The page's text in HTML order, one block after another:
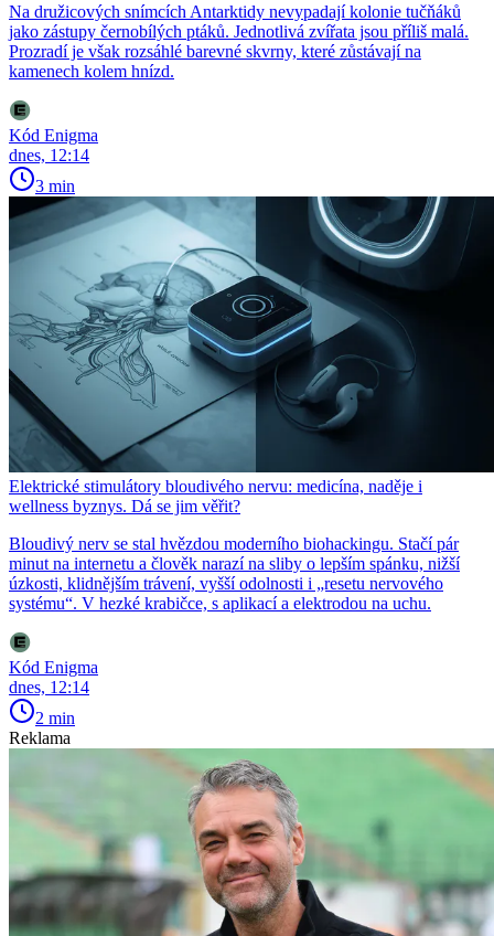
Na družicových snímcích Antarktidy nevypadají kolonie tučňáků
jako zástupy černobílých ptáků. Jednotlivá zvířata jsou příliš malá.
Prozradí je však rozsáhlé barevné skvrny, které zůstávají na
kamenech kolem hnízd.
Kód Enigma
dnes, 12:14
3 min
Elektrické stimulátory bloudivého nervu: medicína, naděje i
wellness byznys. Dá se jim věřit?
Bloudivý nerv se stal hvězdou moderního biohackingu. Stačí pár
minut na internetu a člověk narazí na sliby o lepším spánku, nižší
úzkosti, klidnějším trávení, vyšší odolnosti i „resetu nervového
systému“. V hezké krabičce, s aplikací a elektrodou na uchu.
Kód Enigma
dnes, 12:14
2 min
Reklama